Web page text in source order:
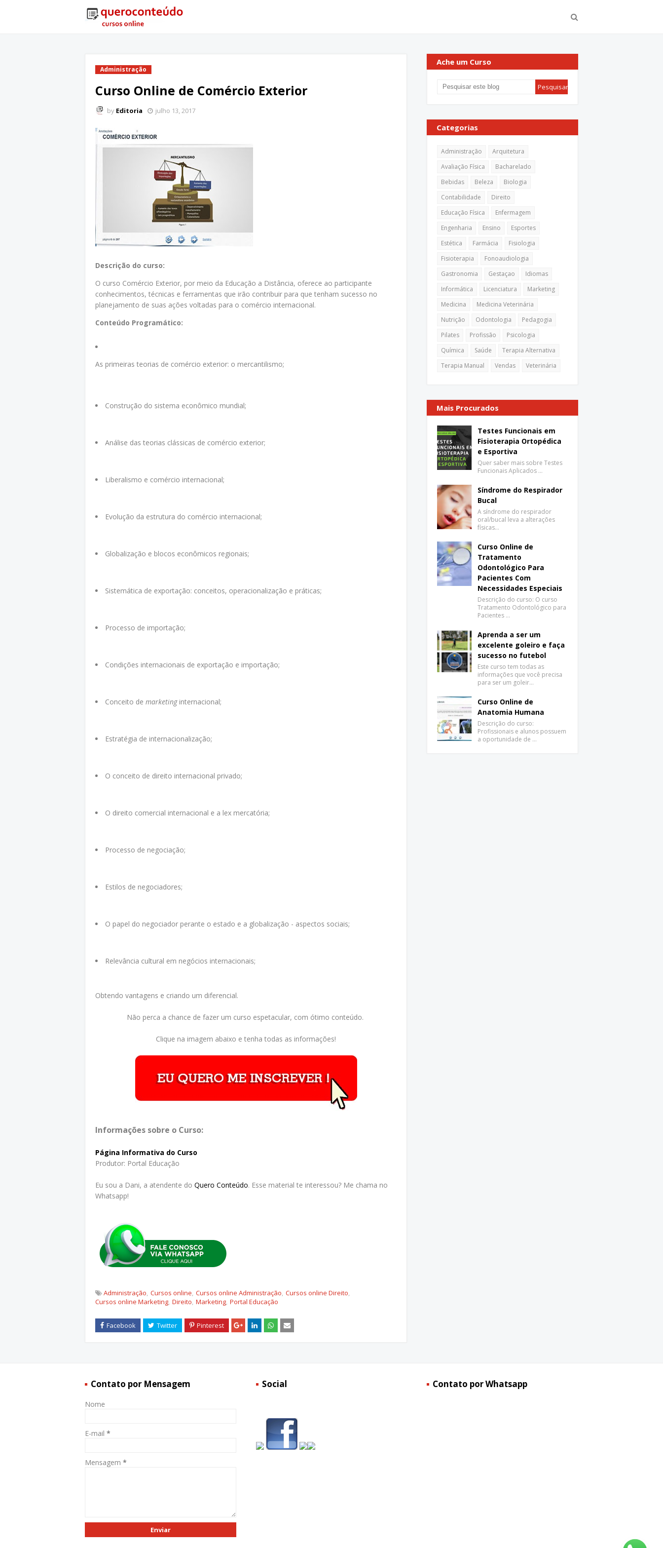
Administração
Curso Online de Comércio Exterior
by Editoria julho 13, 2017
Descrição do curso:
O curso Comércio Exterior, por meio da Educação a Distância, oferece ao participante
conhecimentos, técnicas e ferramentas que irão contribuir para que tenham sucesso no
planejamento de suas ações voltadas para o comércio internacional.
Conteúdo Programático:
As primeiras teorias de comércio exterior: o mercantilismo;
Construção do sistema econômico mundial;
Análise das teorias clássicas de comércio exterior;
Liberalismo e comércio internacional;
Evolução da estrutura do comércio internacional;
Globalização e blocos econômicos regionais;
Sistemática de exportação: conceitos, operacionalização e práticas;
Processo de importação;
Condições internacionais de exportação e importação;
Conceito de marketinginternacional;
Estratégia de internacionalização;
O conceito de direito internacional privado;
O direito comercial internacional e a lex mercatória;
Processo de negociação;
Estilos de negociadores;
O papel do negociador perante o estado e a globalização - aspectos sociais;
Relevância cultural em negócios internacionais;
Obtendo vantagens e criando um diferencial.
Não perca a chance de fazer um curso espetacular, com ótimo conteúdo.
Clique na imagem abaixo e tenha todas as informações!
Informações sobre o Curso:
Página Informativa do Curso
Produtor: Portal Educação
Eu sou a Dani, a atendente do Quero Conteúdo. Esse material te interessou? Me chama no
Whatsapp!
Administração Cursos online Cursos online Administração Cursos online Direito
Cursos online Marketing Direito Marketing Portal Educação
Ache um Curso
Categorias
Administração
Arquitetura
Avaliação Física
Bacharelado
Bebidas
Beleza
Biologia
Contabilidade
Direito
Educação Física
Enfermagem
Engenharia
Ensino
Esportes
Estética
Farmácia
Fisiologia
Fisioterapia
Fonoaudiologia
Gastronomia
Gestaçao
Idiomas
Informática
Licenciatura
Marketing
Medicina
Medicina Veterinária
Nutrição
Odontologia
Pedagogia
Pilates
Profissão
Psicologia
Química
Saúde
Terapia Alternativa
Terapia Manual
Vendas Veterinária
Mais Procurados
Testes Funcionais em
Fisioterapia Ortopédica
e Esportiva
Quer saber mais sobre Testes
Funcionais Aplicados …
Síndrome do Respirador
Bucal
A síndrome do respirador
oral/bucal leva a alterações
físicas…
Curso Online de
Tratamento
Odontológico Para
Pacientes Com
Necessidades Especiais
Descrição do curso: O curso
Tratamento Odontológico para
Pacientes …
Aprenda a ser um
excelente goleiro e faça
sucesso no futebol
Este curso tem todas as
informações que você precisa
para ser um goleir…
Curso Online de
Anatomia Humana
Descrição do curso:
Profissionais e alunos possuem
a oportunidade de …
Contato por Mensagem
Nome
E-mail *
Mensagem *
Social Contato por Whatsapp